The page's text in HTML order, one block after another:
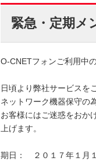
緊急・定期メ
O-CNETフォンご利用中
日頃より弊社サービスを
ネットワーク機器保守の
お客様にはご迷惑をおか
上げます。
期日：　２０１７年１月